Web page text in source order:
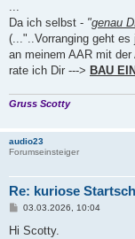
Da ich selbst - "genau
(..."..Vorranging geht
an meinem AAR mit der
rate ich Dir ---> BAU
Gruss Scotty
audio23
Forumseinsteiger
Re: kuriose
B03.03.2026, 10:04
Hi Scotty.